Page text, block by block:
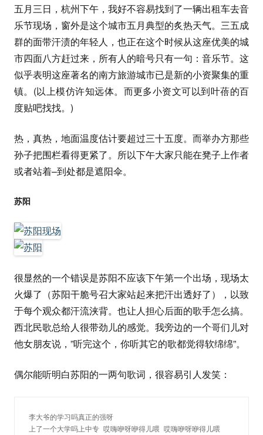
五月三日，杭州下午，我好不容易找到了一辆出租车去音
乐节现场，窗外是这个城市五月典型的炙热天气。三五成
群的面带汗渍的年轻人，也正在这个时候从这座优美的城
市四面八方赶过来，所有人的暗号只有一句：音乐节。这
似乎表明这座著名的南方旅游城市已是新的小资聚集的重
镇。(以上模仿许知远体。而更多小资文可以到叶蓓的百
度贴吧找找。)
热，真热，地面温度估计要超过三十五度。而举办方那些
孙子把围栏看得更紧了。所以下午大家只能在凳子上作者
或者站着–到处都是遮阳伞。
苏阳
很显然的一个错误是苏阳不应该下午第一个出场，现场太
火爆了（苏阳干脆号召大家站起来把汗出透好了），以致
于每个观众都汗流浃背。也让人担心后面的歌手怎么搞。
西北民歌总给人很带劲儿的感觉。我旁边的一个哥们儿对
他女朋友说，”听完这个，你听其它的歌都觉得软绵绵”。
偶尔能听明白苏阳的一两句歌词，很容易引人发笑：
李大爷的学习吗真正的强呀
上了一个大学吗上中专 哎嗨咿呀咿得儿喂 哎嗨咿呀咿得儿喂